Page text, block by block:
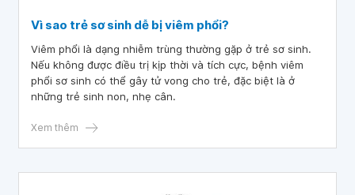
Vì sao trẻ sơ sinh dễ bị viêm phổi?
Viêm phổi là dạng nhiễm trùng thường gặp ở trẻ sơ sinh.
Nếu không được điều trị kịp thời và tích cực, bệnh viêm
phổi sơ sinh có thể gây tử vong cho trẻ, đặc biệt là ở
những trẻ sinh non, nhẹ cân.
Xem thêm